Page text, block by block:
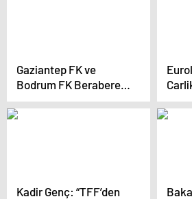
Gaziantep FK ve
Bodrum FK Berabere
Kaldı
Kadir Genç: “TFF’den